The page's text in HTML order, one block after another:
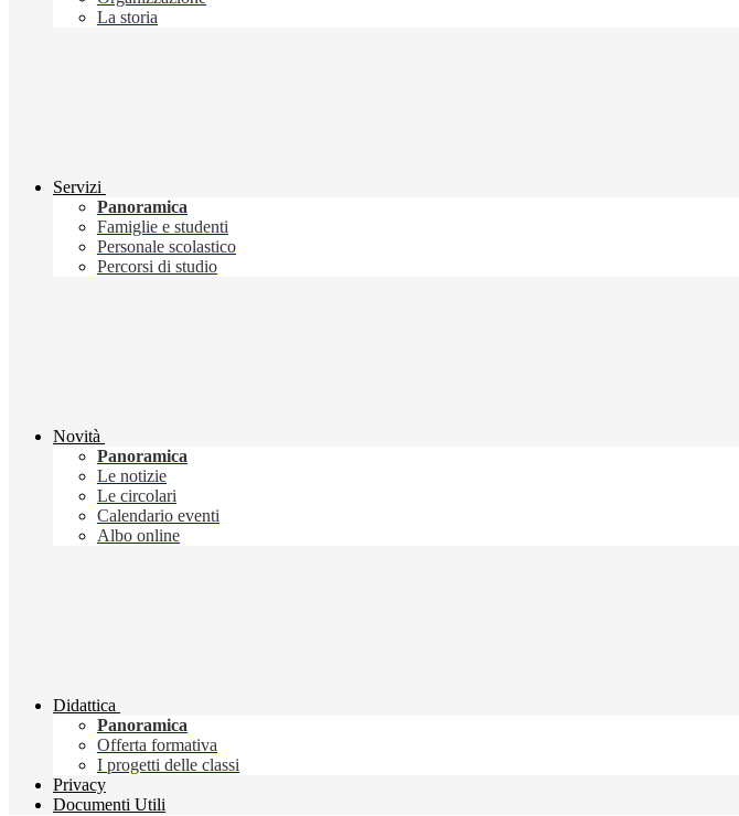
La storia
Servizi
Panoramica
Famiglie e studenti
Personale scolastico
Percorsi di studio
Novità
Panoramica
Le notizie
Le circolari
Calendario eventi
Albo online
Didattica
Panoramica
Offerta formativa
I progetti delle classi
Privacy
Documenti Utili